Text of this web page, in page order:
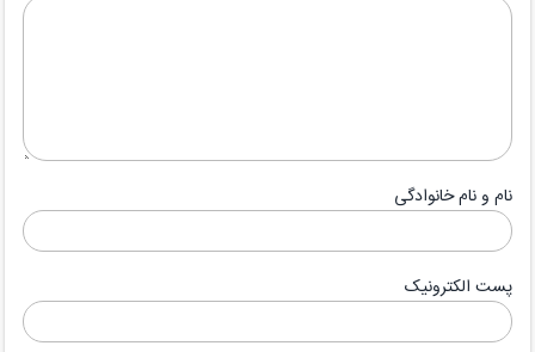
نام و نام خانوادگی
پست الکترونیک